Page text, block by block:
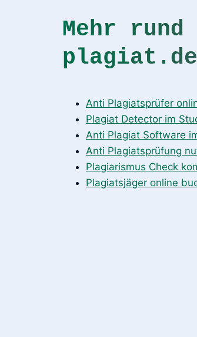
Mehr
plagiat.de
Anti Plagiatsprüfer
Plagiat Detector im
Anti Plagiat Software
Anti Plagiatsprüfung
Plagiarismus Check
Plagiatsjäger online